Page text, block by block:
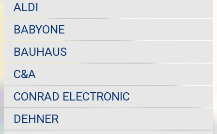
ALDI
BABYONE
BAUHAUS
C&A
CONRAD ELECTRONIC
DEHNER